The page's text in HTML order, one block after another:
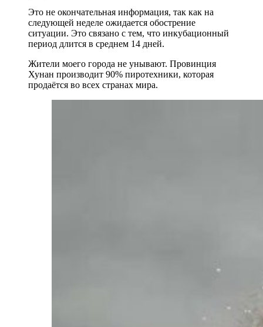
Это не окончательная информация, так как на
следующей неделе ожидается обострение
ситуации. Это связано с тем, что инкубационный
период длится в среднем 14 дней.
Жители моего города не унывают. Провинция
Хунан производит 90% пиротехники, которая
продаётся во всех странах мира.